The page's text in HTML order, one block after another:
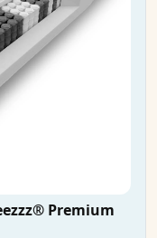
Premium